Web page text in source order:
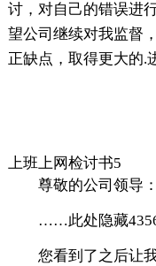
讨，对自己的错误进
望公司继续对我监督
正缺点，取得更大的.
上班上网检讨书5
尊敬的公司领导：
……此处隐藏
您看到了之后让